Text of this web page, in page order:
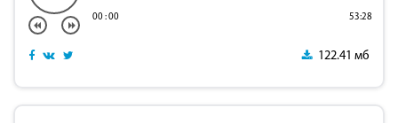
00:00 53:28
122.41 мб